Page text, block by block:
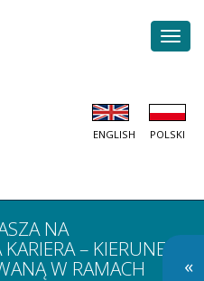
ENGLISH POLSKI
«
NA
– KIERUNEK
W RAMACH